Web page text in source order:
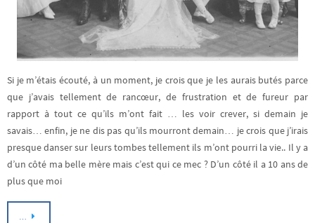
Si je m’étais écouté, à un moment, je crois que je les aurais butés parce
que j’avais tellement de rancœur, de frustration et de fureur par
rapport à tout ce qu’ils m’ont fait … les voir crever, si demain je
savais… enfin, je ne dis pas qu’ils mourront demain… je crois que j’irais
presque danser sur leurs tombes tellement ils m’ont pourri la vie.. Il y a
d’un côté ma belle mère mais c’est qui ce mec ? D’un côté il a 10 ans de
plus que moi
…